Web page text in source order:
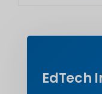
EdTech